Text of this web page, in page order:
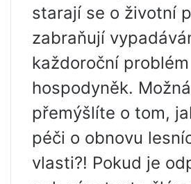
starají se o životní
zabraňují
každoroční
hospodyněk.
přemýšlíte o tom,
péči o obnovu
vlasti?! Pokud je